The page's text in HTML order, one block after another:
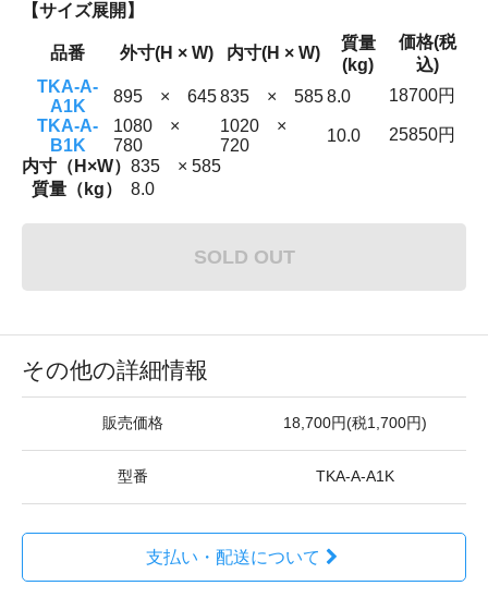
【サイズ展開】
品番 外寸(H × W) 内寸(H × W)
質量
(kg)
価格(税
込)
TKA-A-
A1K
895 × 645835 × 5858.0
18700円
TKA-A-
B1K
1080 ×
780
1020 ×
720
10.0
25850円
内寸（H×W） 835 × 585
質量（kg）
8.0
SOLD OUT
その他の詳細情報
販売価格 18,700円(税1,700円)
型番 TKA-A-A1K
支払い・配送について